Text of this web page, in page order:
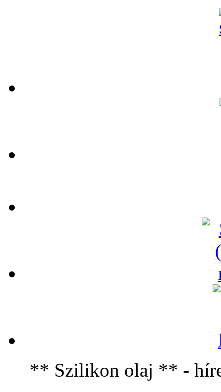
** Szilikon olaj ** -